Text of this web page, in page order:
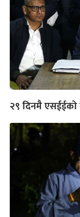
२९ दिनमै एसईईको